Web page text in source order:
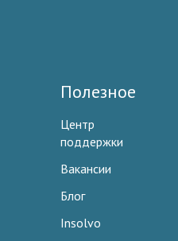
Полезное
Центр
поддержки
Вакансии
Блог
Insolvo